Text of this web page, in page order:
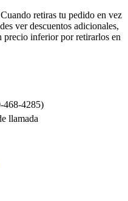
Cuando retiras tu pedido en vez
ver descuentos adicionales,
precio inferior por retirarlos en
468-4285)
llamada